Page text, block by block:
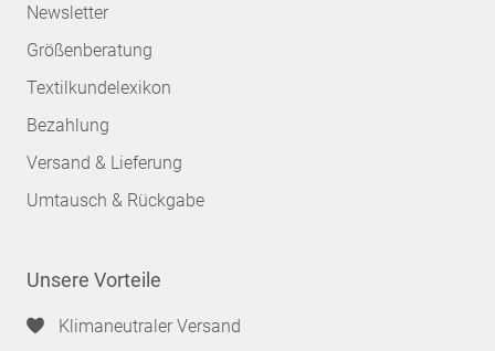
Newsletter
Größenberatung
Textilkundelexikon
Bezahlung
Versand & Lieferung
Umtausch & Rückgabe
Unsere Vorteile
Klimaneutraler Versand